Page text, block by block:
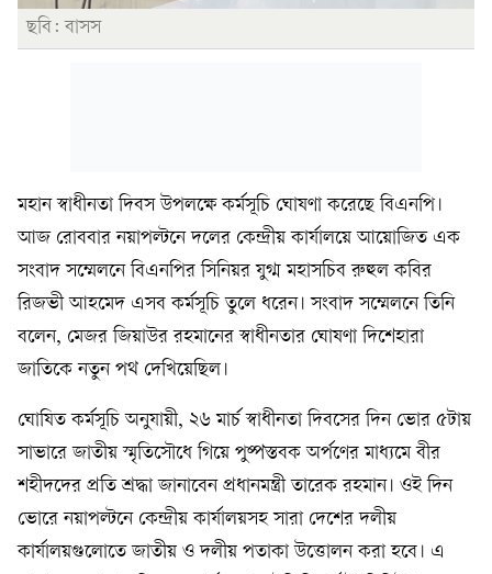
ছবি: বাসস
মহান স্বাধীনতা দিবস উপলক্ষে কর্মসূচি ঘোষণা করেছে বিএনপি।
আজ রোববার নয়াপল্টনে দলের কেন্দ্রীয় কার্যালয়ে আয়োজিত এক
সংবাদ সম্মেলনে বিএনপির সিনিয়র যুগ্ম মহাসচিব রুহুল কবির
রিজভী আহমেদ এসব কর্মসূচি তুলে ধরেন। সংবাদ সম্মেলনে তিনি
বলেন, মেজর জিয়াউর রহমানের স্বাধীনতার ঘোষণা দিশেহারা
জাতিকে নতুন পথ দেখিয়েছিল।
ঘোষিত কর্মসূচি অনুযায়ী, ২৬ মার্চ স্বাধীনতা দিবসের দিন ভোর ৫টায়
সাভারে জাতীয় স্মৃতিসৌধে গিয়ে পুষ্পস্তবক অর্পণের মাধ্যমে বীর
শহীদদের প্রতি শ্রদ্ধা জানাবেন প্রধানমন্ত্রী তারেক রহমান। ওই দিন
ভোরে নয়াপল্টনে কেন্দ্রীয় কার্যালয়সহ সারা দেশের দলীয়
কার্যালয়গুলোতে জাতীয় ও দলীয় পতাকা উত্তোলন করা হবে। এ